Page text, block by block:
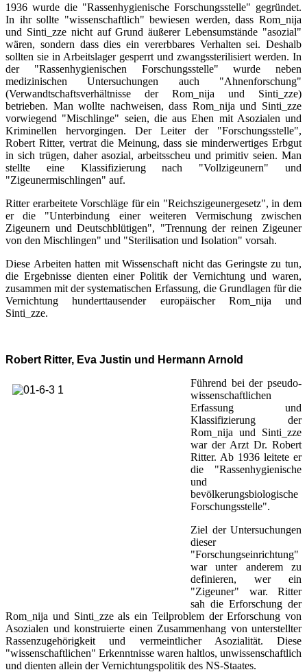
1936 wurde die "Rassenhygienische Forschungsstelle" gegründet.
In ihr sollte "wissenschaftlich" bewiesen werden, dass Rom_nija
und Sinti_zze nicht auf Grund äußerer Lebensumstände "asozial"
wären, sondern dass dies ein vererbbares Verhalten sei. Deshalb
sollten sie in Arbeitslager gesperrt und zwangssterilisiert werden. In
der "Rassenhygienischen Forschungsstelle" wurde neben
medizinischen Untersuchungen auch "Ahnenforschung"
(Verwandtschaftsverhältnisse der Rom_nija und Sinti_zze)
betrieben. Man wollte nachweisen, dass Rom_nija und Sinti_zze
vorwiegend "Mischlinge" seien, die aus Ehen mit Asozialen und
Kriminellen hervorgingen. Der Leiter der "Forschungsstelle",
Robert Ritter, vertrat die Meinung, dass sie minderwertiges Erbgut
in sich trügen, daher asozial, arbeitsscheu und primitiv seien. Man
stellte eine Klassifizierung nach "Vollzigeunern" und
"Zigeunermischlingen" auf.
Ritter erarbeitete Vorschläge für ein "Reichszigeunergesetz", in dem
er die "Unterbindung einer weiteren Vermischung zwischen
Zigeunern und Deutschblütigen", "Trennung der reinen Zigeuner
von den Mischlingen" und "Sterilisation und Isolation" vorsah.
Diese Arbeiten hatten mit Wissenschaft nicht das Geringste zu tun,
die Ergebnisse dienten einer Politik der Vernichtung und waren,
zusammen mit der systematischen Erfassung, die Grundlagen für die
Vernichtung hunderttausender europäischer Rom_nija und
Sinti_zze.
Robert Ritter, Eva Justin und Hermann Arnold
Führend bei der pseudo-
wissenschaftlichen
Erfassung und
Klassifizierung der
Rom_nija und Sinti_zze
war der Arzt Dr. Robert
Ritter. Ab 1936 leitete er
die "Rassenhygienische
und
bevölkerungsbiologische
Forschungsstelle".
Ziel der Untersuchungen
dieser
"Forschungseinrichtung"
war unter anderem zu
definieren, wer ein
"Zigeuner" war. Ritter
sah die Erforschung der
Rom_nija und Sinti_zze als ein Teilproblem der Erforschung von
Asozialen und konstruierte einen Zusammenhang von unterstellter
Rassenzugehörigkeit und vermeintlicher Asozialität. Diese
"wissenschaftlichen" Erkenntnisse waren haltlos, unwissenschaftlich
und dienten allein der Vernichtungspolitik des NS-Staates.